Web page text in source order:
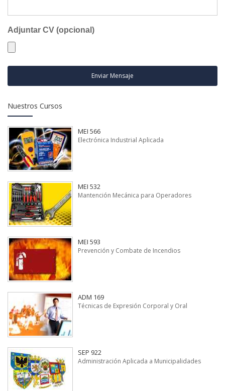
Adjuntar CV (opcional)
Enviar Mensaje
Nuestros Cursos
MEI 566
Electrónica Industrial Aplicada
MEI 532
Mantención Mecánica para Operadores
MEI 593
Prevención y Combate de Incendios
ADM 169
Técnicas de Expresión Corporal y Oral
SEP 922
Administración Aplicada a Municipalidades